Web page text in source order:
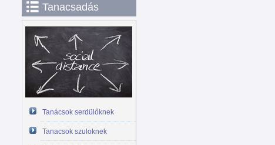
Tanacsadás
Tanácsok serdülőknek
Tanacsok szuloknek